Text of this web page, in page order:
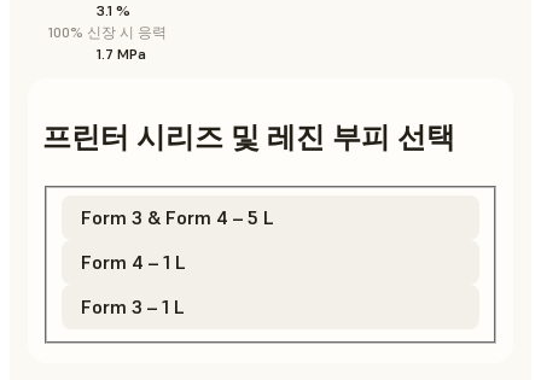
3.1 %
100% 신장 시 응력
1.7 MPa
프린터 시리즈 및 레진 부피 선택
Form 3 & Form 4 – 5 L
Form 4 – 1 L
Form 3 – 1 L